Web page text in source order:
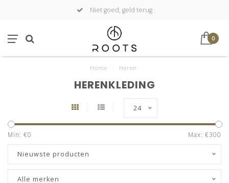
Niet goed, geld terug
0
Home Heren
HERENKLEDING
24
Min: €0 Max: €300
Nieuwste producten
Alle merken